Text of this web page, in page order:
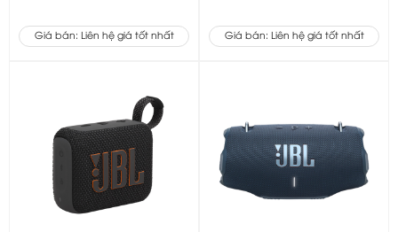
Giá bán: Liên hệ giá tốt nhất Giá bán: Liên hệ giá tốt nhất